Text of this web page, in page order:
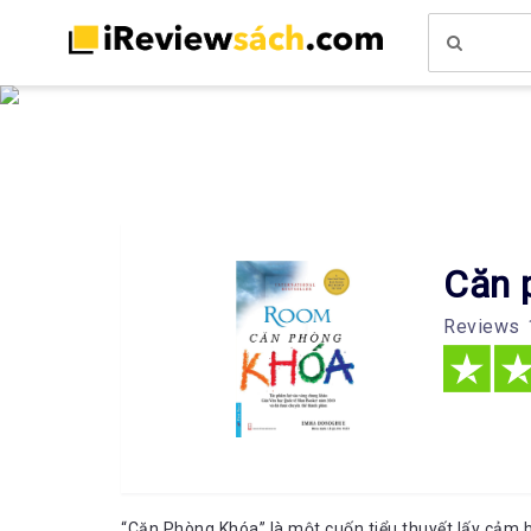
Căn
Reviews